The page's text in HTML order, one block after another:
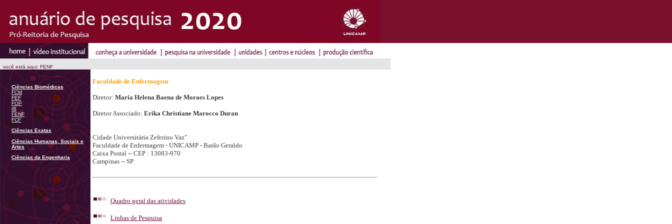
você está aqui: FENF
Ciências Biomédicas
FCM
FEF
FOP
IB
FENF
FCF
Ciências Exatas
Ciências Humanas, Sociais e
Artes
Ciências da Engenharia
Faculdade de Enfermagem
Diretor: Maria Helena Baena de Moraes Lopes
Diretor Associado: Erika Christiane Marocco Duran
Cidade Universitária Zeferino Vaz"
Faculdade de Enfermagem - UNICAMP - Barão Geraldo
Caixa Postal -- CEP : 13083-970
Campinas -- SP
Quadro geral das atividades
Linhas de Pesquisa